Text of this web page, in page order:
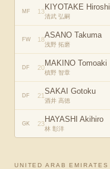
MF 13KIYOTAKE Hiroshi
清武 弘嗣
FW 18ASANO Takuma
浅野 拓磨
DF 20MAKINO Tomoaki
槙野 智章
DF 21SAKAI Gotoku
酒井 高徳
GK 23HAYASHI Akihiro
林 彰洋
UNITED ARAB EMIRATES